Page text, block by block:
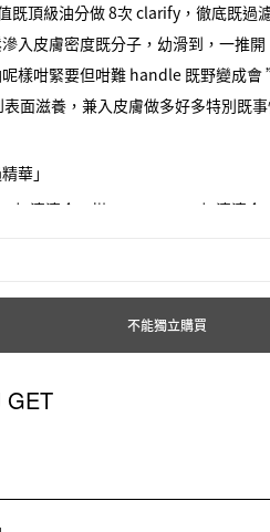
既頂級油分做 8次 clarify，徹底既過
入皮膚密度既分子，幼滑到，一推
樣咁緊要但咁難 handle 既野變成
面滋養，兼入皮膚做多好多特別既
華」
加滴滴金，搽 eye cream，加滴滴金
佢釋放雌激素，令女人皮膚變返女仔
貨，大家真空左半年！無事既！有事
upgrade 版本！而呢個版本，將滴
不能獨立購買
GET